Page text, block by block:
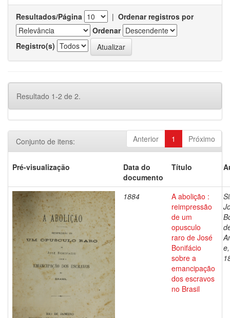
Resultados/Página | Ordenar registros por
Ordenar
Registro(s)
Resultado 1-2 de 2.
Anterior 1 Próximo
Conjunto de itens:
Pré-visualização
Data do
documento
Título
1884
A abolição :
reimpressão
de um
opusculo
raro de José
Bonifácio
sobre a
emancipação
dos escravos
no Brasil